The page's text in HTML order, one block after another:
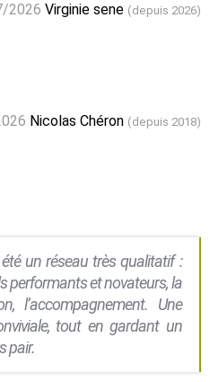
2026 Virginie sene (depuis 2026)
Nicolas Chéron (depuis 2018)
un réseau très qualitatif :
performants et novateurs, la
l’accompagnement. Une
tout en gardant un
pair.